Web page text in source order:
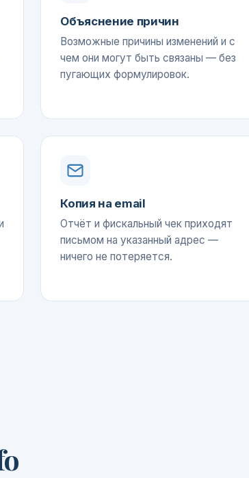
Объяснение причин
Возможные причины изменений и с
чем они могут быть связаны — без
пугающих формулировок.
Копия на email
Отчёт и фискальный чек приходят
письмом на указанный адрес —
ничего не потеряется.